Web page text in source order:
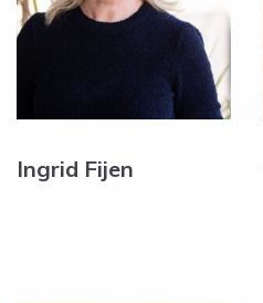
Ingrid Fijen